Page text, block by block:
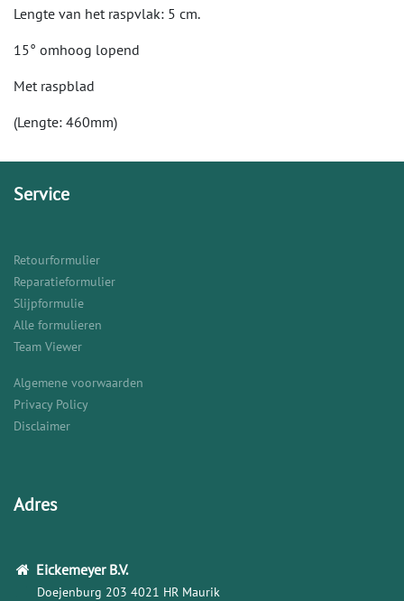
Lengte van het raspvlak: 5 cm.
15° omhoog lopend
Met raspblad
(Lengte: 460mm)
Service
Retourformulier
Reparatieformulier
Slijpformulie
Alle formulieren
Team Viewer
Algemene voorwaarden
Privacy Policy
Disclaimer
Adres
Eickemeyer B.V.
Doejenburg 203 4021 HR Maurik